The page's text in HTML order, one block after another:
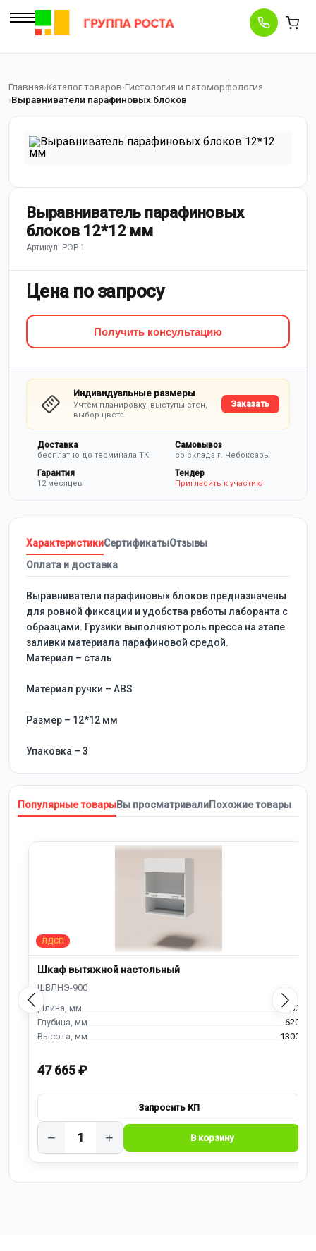
Главная Каталог товаров Гистология и патоморфология
Выравниватели парафиновых блоков
Выравниватель парафиновых
блоков 12*12 мм
Артикул: POP-1
Цена по запросу
Получить консультацию
Индивидуальные размеры
Учтём планировку, выступы стен,
выбор цвета.
Заказать
Доставка
бесплатно до терминала ТК
Самовывоз
со склада г. Чебоксары
Гарантия
12 месяцев
Тендер
Пригласить к участию
ХарактеристикиСертификатыОтзывы
Оплата и доставка
Выравниватели парафиновых блоков предназначены
для ровной фиксации и удобства работы лаборанта с
образцами. Грузики выполняют роль пресса на этапе
заливки материала парафиновой средой.
Материал – сталь
Материал ручки – ABS
Размер – 12*12 мм
Упаковка – 3
Популярные товарыВы просматривалиПохожие товары
Шкаф вытяжной настольный
900
620
1300
47 665 ₽
− +